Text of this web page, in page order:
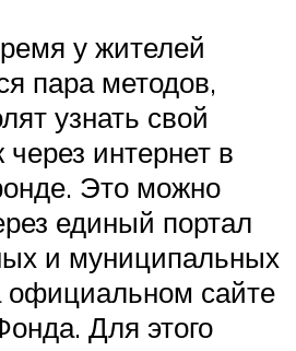
у жителей
пара методов,
узнать свой
интернет в
Это можно
единый портал
и муниципальных
официальном сайте
Для этого